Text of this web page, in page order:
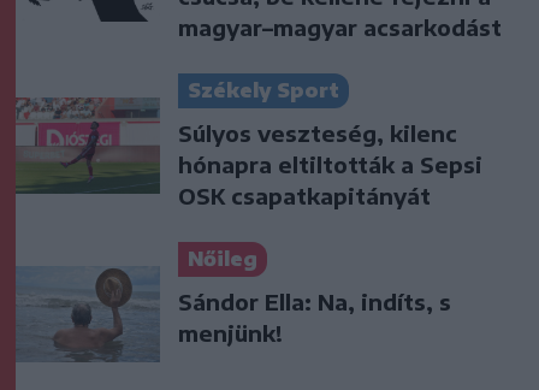
magyar–magyar acsarkodást
Székely Sport
Súlyos veszteség, kilenc
hónapra eltiltották a Sepsi
OSK csapatkapitányát
Nőileg
Sándor Ella: Na, indíts, s
menjünk!